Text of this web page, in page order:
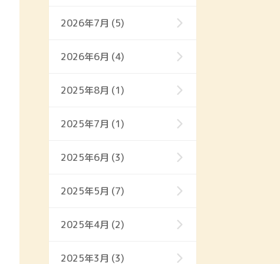
2026年7月 (5)
2026年6月 (4)
2025年8月 (1)
2025年7月 (1)
2025年6月 (3)
2025年5月 (7)
2025年4月 (2)
2025年3月 (3)